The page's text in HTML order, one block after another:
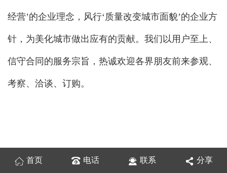
经营’的企业理念，风行‘质量改变城市面貌’的企业方
针，为美化城市做出应有的贡献。我们以用户至上、
信守合同的服务宗旨，热诚欢迎各界朋友前来参观、
考察、洽谈、订购。
首页 电话 联系 分享